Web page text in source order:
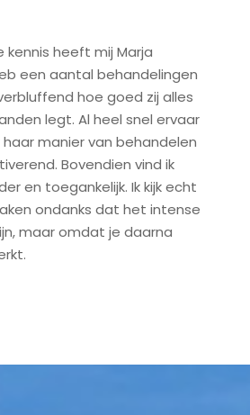
kennis heeft mij Marja
een aantal behandelingen
hoe goed zij alles
legt. Al heel snel ervaar
manier van behandelen
Bovendien vind ik
en toegankelijk. Ik kijk echt
ondanks dat het intense
maar omdat je daarna